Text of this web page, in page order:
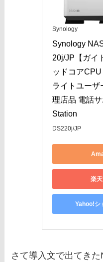
Synology
Synology
20j/JP【ガイ
ッドコア
ライトユーザ
理店品 電話
Station
DS220j/JP
楽
Yahoo!シ
さて導入文で出てき